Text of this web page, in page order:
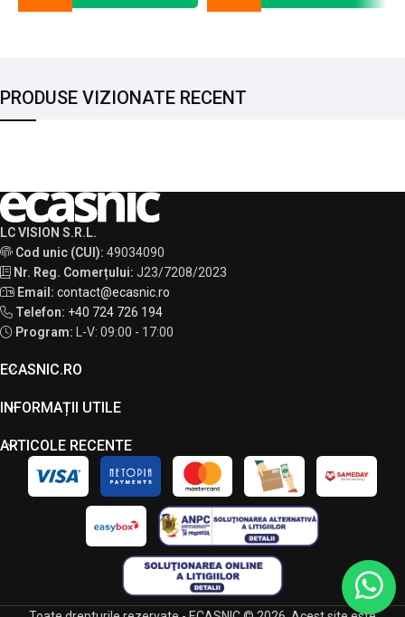
PRODUSE VIZIONATE RECENT
LC VISION S.R.L.
Cod unic (CUI): 49034090
Nr. Reg. Comerțului: J23/7208/2023
Email: contact@ecasnic.ro
Telefon: +40 724 726 194
Program:
L-V: 09:00 - 17:00
ECASNIC.RO
INFORMAȚII UTILE
ARTICOLE RECENTE